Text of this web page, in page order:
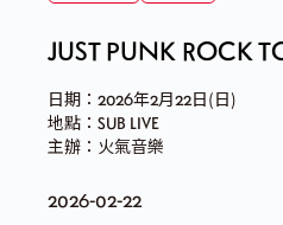
JUST PUNK ROCK
日期：2026年2月22日(日)
地點：SUB LIVE
主辦：火氣音樂
2026-02-22